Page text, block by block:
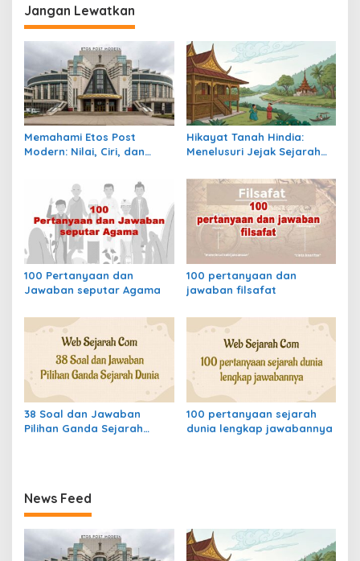
i
g
a
s
i
p
o
Jangan Lewatkan
Memahami Etos Post
Modern: Nilai, Ciri, dan
Masyarakat Kontemporer
Hikayat Tanah Hindia:
Menelusuri Jejak Sejarah
Waktu Kolonial
100 Pertanyaan dan
Jawaban seputar Agama
100 pertanyaan dan
jawaban filsafat
38 Soal dan Jawaban
Pilihan Ganda Sejarah
100 pertanyaan sejarah
dunia lengkap jawabannya
News Feed